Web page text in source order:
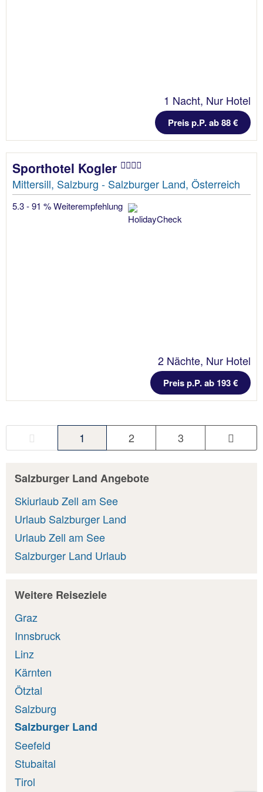
1 Nacht, Nur Hotel
Preis p.P. ab 88 €
Sporthotel Kogler
Mittersill, Salzburg - Salzburger Land, Österreich
5.3 - 91 % Weiterempfehlung
2 Nächte, Nur Hotel
Preis p.P. ab 193 €
1 2 3
Salzburger Land Angebote
Skiurlaub Zell am See
Urlaub Salzburger Land
Urlaub Zell am See
Salzburger Land Urlaub
Weitere Reiseziele
Graz
Innsbruck
Linz
Kärnten
Ötztal
Salzburg
Salzburger Land
Seefeld
Stubaital
Tirol